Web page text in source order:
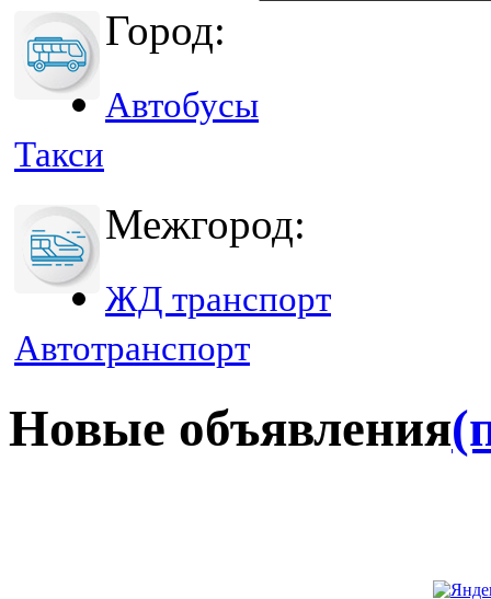
Город:
Автобусы
Такси
Межгород:
ЖД транспорт
Автотранспорт
Новые объявления